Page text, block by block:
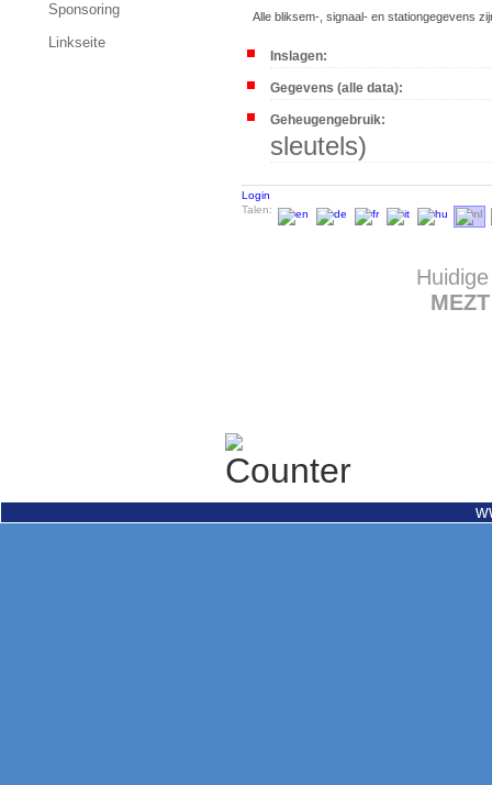
Alle bliksem-, signaal- en stationgegevens
Inslagen:
Gegevens (alle data):
Geheugengebruik:
sleutels)
Login
Talen:
MEZT
Sponsoring
Linkseite